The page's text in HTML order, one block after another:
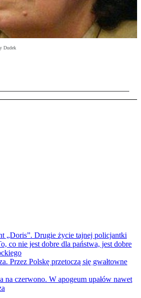
Dudek
„Doris”. Drugie życie tajnej policjantki
co nie jest dobre dla państwa, jest dobre
Przez Polskę przetoczą się gwałtowne
na czerwono. W apogeum upałów nawet